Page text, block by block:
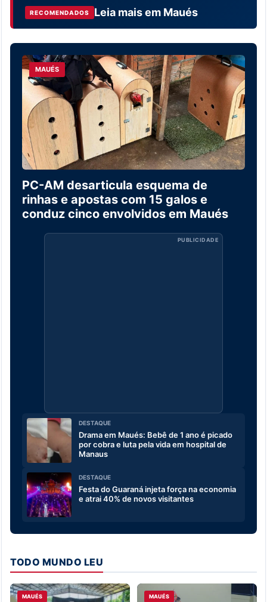
RECOMENDADOS Leia mais em Maués
MAUÉS
PC-AM desarticula esquema de
rinhas e apostas com 15 galos e
conduz cinco envolvidos em Maués
PUBLICIDADE
DESTAQUE
Drama em Maués: Bebê de 1 ano é picado
por cobra e luta pela vida em hospital de
Manaus
DESTAQUE
Festa do Guaraná injeta força na economia
e atrai 40% de novos visitantes
TODO MUNDO LEU
MAUÉS MAUÉS